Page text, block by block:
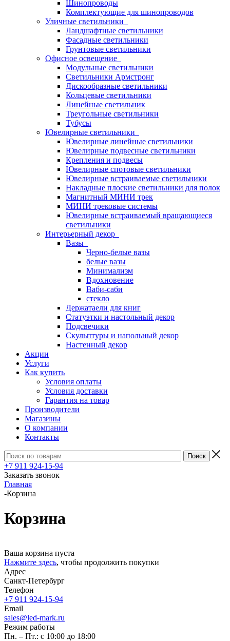
Шинопроводы
Комплектующие для шинопроводов
Уличные светильники
Ландшафтные светильники
Фасадные светильники
Грунтовые светильники
Офисное освещение
Модульные светильники
Светильники Армстронг
Дискообразные светильники
Кольцевые светильники
Линейные светильник
Треугольные светильники
Тубусы
Ювелирные светильники
Ювелирные линейные светильники
Ювелирные подвесные светильники
Крепления и подвесы
Ювелирные спотовые светильники
Ювелирные встраиваемые светильники
Накладные плоские светильники для полок
Магнитный МИНИ трек
МИНИ трековые системы
Ювелирные встраиваемый вращающиеся
светильники
Интерьерный декор
Вазы
Черно-белые вазы
белые вазы
Минимализм
Вдохновение
Ваби-саби
стекло
Держатаели для книг
Статуэтки и настольный декор
Подсвечики
Скульптуры и напольный декор
Настенный декор
Акции
Услуги
Как купить
Условия оплаты
Условия доставки
Гарантия на товар
Производители
Магазины
О компании
Контакты
+7 911 924-15-94
Заказать звонок
Главная
-Корзина
Корзина
Ваша корзина пуста
Нажмите здесь, чтобы продолжить покупки
Адрес
Санкт-Петербург
Телефон
+7 911 924-15-94
Email
sales@led-mark.ru
Режим работы
Пн. – Пт.: с 10:00 до 18:00